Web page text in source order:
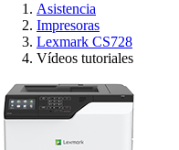
Asistencia
Impresoras
Lexmark CS728
Vídeos tutoriales